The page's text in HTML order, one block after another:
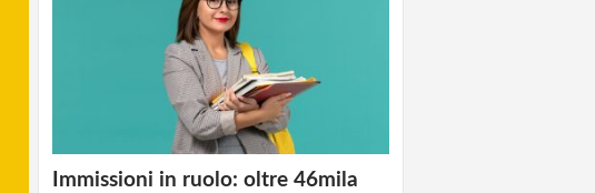
Immissioni in ruolo: oltre 46mila